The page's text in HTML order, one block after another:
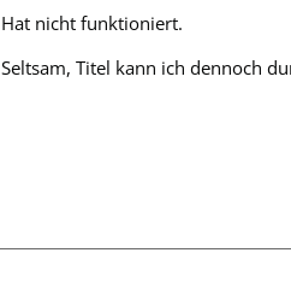
Hat nicht funktioniert.
Seltsam, Titel kann ich dennoch